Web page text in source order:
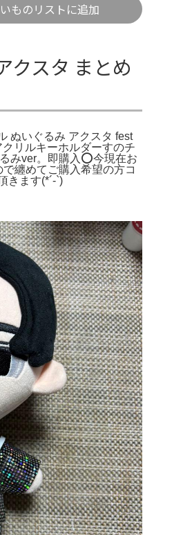
ものリストに追加
クスタ まとめ
ぬいぐるみ アクスタ fest
リルキーホルダーすのチ
みver。即購入⭕今現在お
纏めてご購入希望の方コ
きます(*´-`)